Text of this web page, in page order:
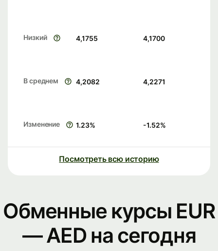
Низкий 4,1755 4,1700
В среднем 4,2082 4,2271
Изменение 1.23% -1.52%
Посмотреть всю историю
Обменные курсы EUR
— AED на сегодня